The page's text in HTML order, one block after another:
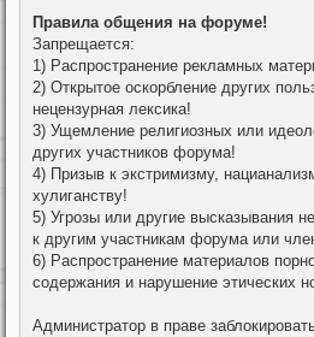
Правила общения на форуме!
Запрещается:
1) Распространение рекламных
2) Открытое оскорбление других
нецензурная лексика!
3) Ущемление религиозных или
других участников форума!
4) Призыв к экстримизму,
хулиганству!
5) Угрозы или другие высказывания
к другим участникам форума или
6) Распространение материалов
содержания и нарушение этических
Администратор в праве